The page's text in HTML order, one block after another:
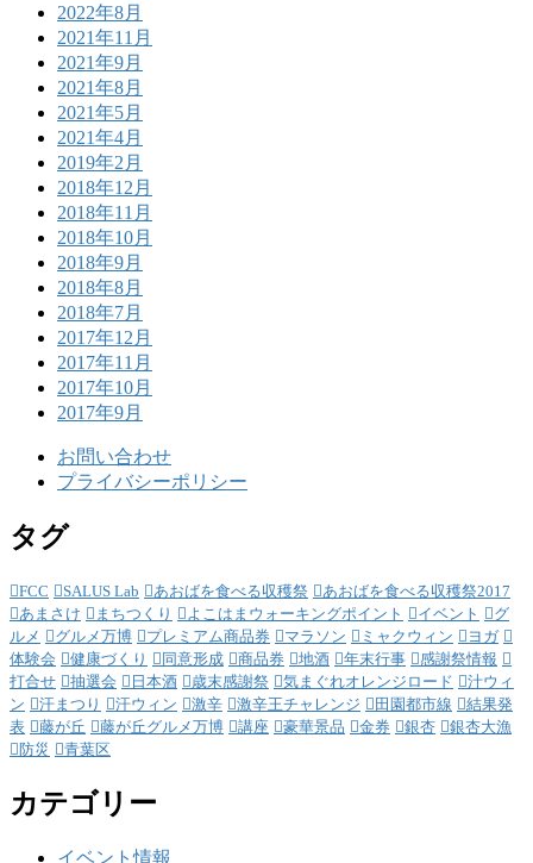
2022年8月
2021年11月
2021年9月
2021年8月
2021年5月
2021年4月
2019年2月
2018年12月
2018年11月
2018年10月
2018年9月
2018年8月
2018年7月
2017年12月
2017年11月
2017年10月
2017年9月
お問い合わせ
プライバシーポリシー
タグ
FCC SALUS Lab あおばを食べる収穫祭
あおばを食べる収穫祭2017
あまさけ
まちつくり よこはまウォーキングポイント イベント
グ
ルメ
グルメ万博 プレミアム商品券 マラソン ミャクウィン
ヨガ
体験会
健康づくり 同意形成 商品券 地酒 年末行事
感謝祭情報
打合せ
抽選会 日本酒 歳末感謝祭 気まぐれオレンジロード
汁ウィ
ン
汗まつり 汗ウィン 激辛 激辛王チャレンジ 田園都市線
結果発
表
藤が丘 藤が丘グルメ万博 講座 豪華景品 金券 銀杏
銀杏大漁
防災
青葉区
カテゴリー
イベント情報